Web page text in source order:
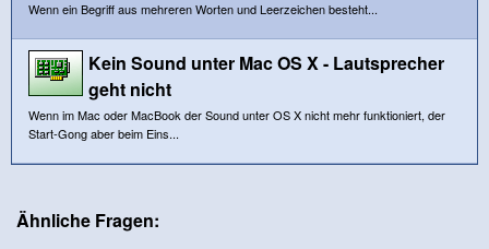
Wenn ein Begriff aus mehreren Worten und Leerzeichen besteht...
Kein Sound unter Mac OS X - Lautsprecher
geht nicht
Wenn im Mac oder MacBook der Sound unter OS X nicht mehr funktioniert, der
Start-Gong aber beim Eins...
Ähnliche Fragen: